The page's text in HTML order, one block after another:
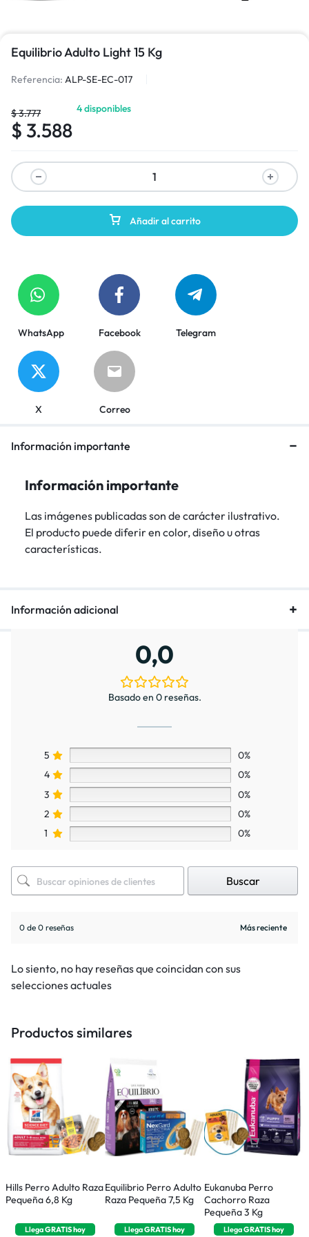
Equilibrio Adulto Light 15 Kg
Referencia: ALP-SE-EC-017
$3.777
$ 3.588
4 disponibles
Añadir al carrito
WhatsApp Facebook Telegram
X Correo
Información importante
Información importante
Las imágenes publicadas son de carácter ilustrativo.
El producto puede diferir en color, diseño u otras
características.
Información adicional
0,0
Basado en 0 reseñas.
5
0%
4
0%
3
0%
2
0%
1
0%
Buscar
0 de 0 reseñas
Lo siento, no hay reseñas que coincidan con sus
selecciones actuales
Productos similares
Hills Perro Adulto Raza
Pequeña 6,8 Kg
LlegaGRATIShoy
Equilibrio Perro Adulto
Raza Pequeña 7,5 Kg
LlegaGRATIShoy
Eukanuba Perro
Cachorro Raza
Pequeña 3 Kg
LlegaGRATIShoy